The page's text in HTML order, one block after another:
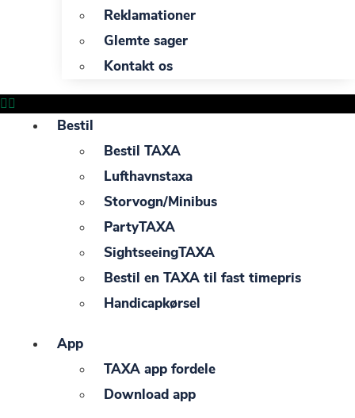
Reklamationer
Glemte sager
Kontakt os
Bestil
Bestil TAXA
Lufthavnstaxa
Storvogn/Minibus
PartyTAXA
SightseeingTAXA
Bestil en TAXA til fast timepris
Handicapkørsel
App
TAXA app fordele
Download app